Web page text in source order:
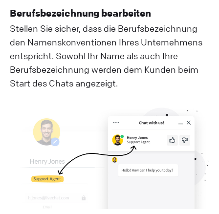
Berufsbezeichnung bearbeiten
Stellen Sie sicher, dass die Berufsbezeichnung
den Namenskonventionen Ihres Unternehmens
entspricht. Sowohl Ihr Name als auch Ihre
Berufsbezeichnung werden dem Kunden beim
Start des Chats angezeigt.